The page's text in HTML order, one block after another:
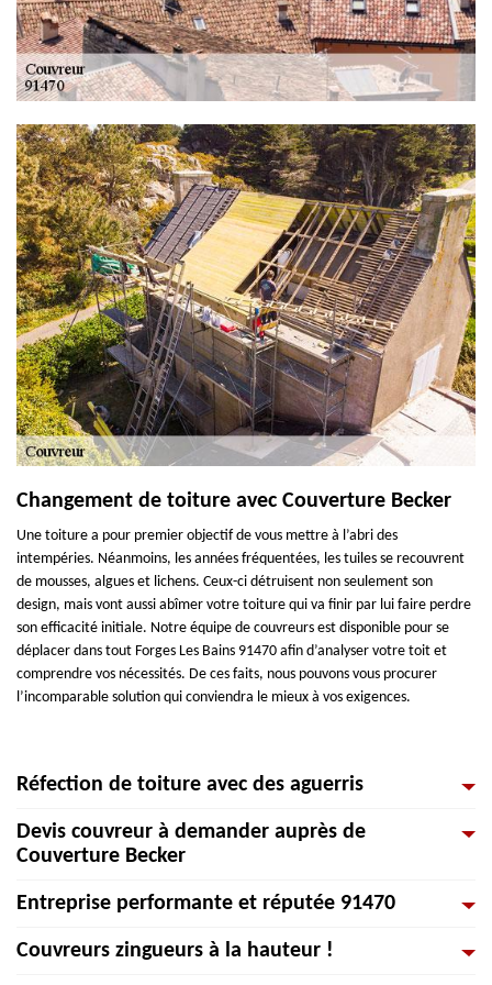
Changement de toiture avec Couverture Becker
Une toiture a pour premier objectif de vous mettre à l’abri des
intempéries. Néanmoins, les années fréquentées, les tuiles se recouvrent
de mousses, algues et lichens. Ceux-ci détruisent non seulement son
design, mais vont aussi abîmer votre toiture qui va finir par lui faire perdre
son efficacité initiale. Notre équipe de couvreurs est disponible pour se
déplacer dans tout Forges Les Bains 91470 afin d’analyser votre toit et
comprendre vos nécessités. De ces faits, nous pouvons vous procurer
l’incomparable solution qui conviendra le mieux à vos exigences.
Réfection de toiture avec des aguerris
Nos couvreurs sont disponibles pour refaire votre toiture. Ils s’occupent de
la construction et de la rénovation de votre toiture, ainsi que de l'isolation
tous les travaux de réparation reliés à votre toiture (tuiles cassées, fuites
de toit et afin d’appliquer un traitement hydrofuge ou anti-mousse. Nous
Devis couvreur à demander auprès de
Couverture Becker
Les professionnels de la construction profitent de ce que l'on appelle la
nous tenons un prix compétitif pour tout Forges Les Bains. Si vous avez des
Entreprise performante et réputée 91470
À la recherche d’une entreprise de toiture active à Forges Les Bains et ses
Couvreurs zingueurs à la hauteur !